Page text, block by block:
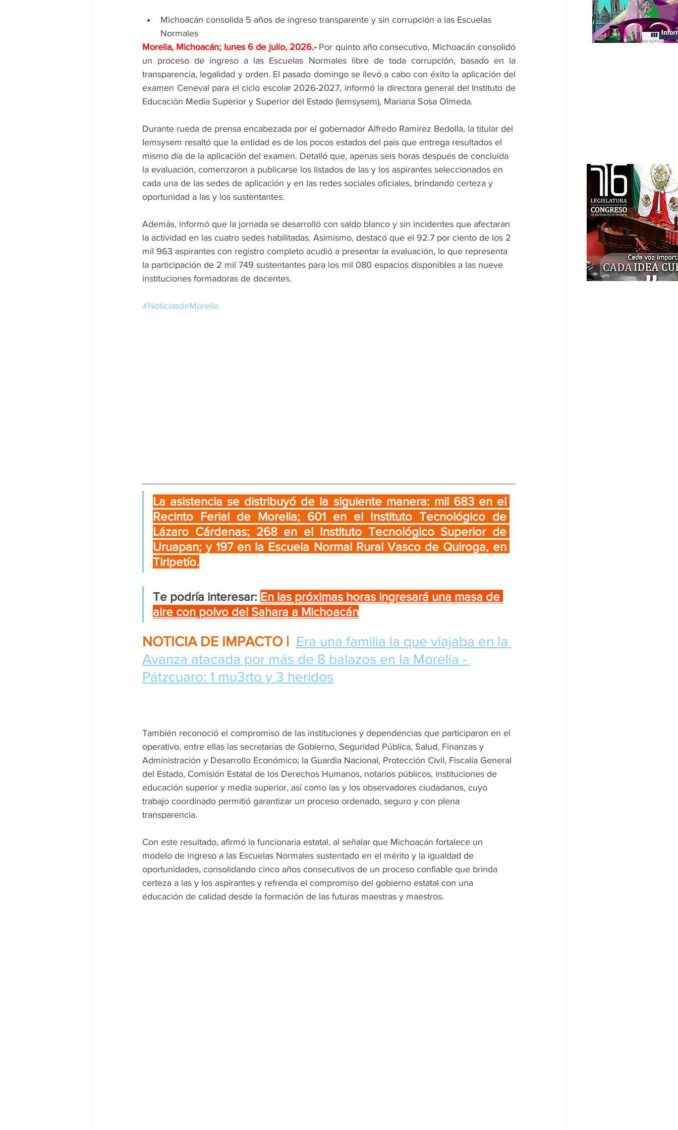
Michoacán consolida 5 años de ingreso transparente y sin corrupción a las Escuelas
Normales
Morelia, Michoacán; lunes 6 de julio, 2026.- Por quinto año consecutivo, Michoacán consolidó
un proceso de ingreso a las Escuelas Normales libre de toda corrupción, basado en la
transparencia, legalidad y orden. El pasado domingo se llevó a cabo con éxito la aplicación del
examen Ceneval para el ciclo escolar 2026-2027, informó la directora general del Instituto de
Educación Media Superior y Superior del Estado (Iemsysem), Mariana Sosa Olmeda.
Durante rueda de prensa encabezada por el gobernador Alfredo Ramírez Bedolla, la titular del
Iemsysem resaltó que la entidad es de los pocos estados del país que entrega resultados el
mismo día de la aplicación del examen. Detalló que, apenas seis horas después de concluida
la evaluación, comenzaron a publicarse los listados de las y los aspirantes seleccionados en
cada una de las sedes de aplicación y en las redes sociales oficiales, brindando certeza y
oportunidad a las y los sustentantes.
Además, informó que la jornada se desarrolló con saldo blanco y sin incidentes que afectaran
la actividad en las cuatro sedes habilitadas. Asimismo, destacó que el 92.7 por ciento de los 2
mil 963 aspirantes con registro completo acudió a presentar la evaluación, lo que representa
la participación de 2 mil 749 sustentantes para los mil 080 espacios disponibles a las nueve
instituciones formadoras de docentes.
#NoticiasdeMorelia
La asistencia se distribuyó de la siguiente manera: mil 683 en el
Recinto Ferial de Morelia; 601 en el Instituto Tecnológico de
Lázaro Cárdenas; 268 en el Instituto Tecnológico Superior de
Uruapan; y 197 en la Escuela Normal Rural Vasco de Quiroga, en
Tiripetío.
Te podría interesar: En las próximas horas ingresará una masa de
aire con polvo del Sahara a Michoacán
NOTICIA DE IMPACTO | Era una familia la que viajaba en la
Avanza atacada por más de 8 balazos en la Morelia -
Pátzcuaro: 1 mu3rto y 3 heridos
También reconoció el compromiso de las instituciones y dependencias que participaron en el
operativo, entre ellas las secretarías de Gobierno, Seguridad Pública, Salud, Finanzas y
Administración y Desarrollo Económico; la Guardia Nacional, Protección Civil, Fiscalía General
del Estado, Comisión Estatal de los Derechos Humanos, notarios públicos, instituciones de
educación superior y media superior, así como las y los observadores ciudadanos, cuyo
trabajo coordinado permitió garantizar un proceso ordenado, seguro y con plena
transparencia.
Con este resultado, afirmó la funcionaria estatal, al señalar que Michoacán fortalece un
modelo de ingreso a las Escuelas Normales sustentado en el mérito y la igualdad de
oportunidades, consolidando cinco años consecutivos de un proceso confiable que brinda
certeza a las y los aspirantes y refrenda el compromiso del gobierno estatal con una
educación de calidad desde la formación de las futuras maestras y maestros.